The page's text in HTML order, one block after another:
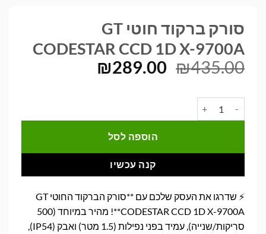
סורק ברקוד חוטי GT
CODESTAR CCD 1D X-9700A
₪435.00
המחיר
₪435.00.
₪289.00
₪289.00.
הוספה לסל
קנה עכשיו
⚡ שדרגו את העסק שלכם עם **סורק הברקוד החוטי GT
CODESTAR CCD 1D X-9700A**! מהיר במיוחד (500
סריקות/שנייה), עמיד בפני נפילות (1.5 מטר) ואבק (IP54),